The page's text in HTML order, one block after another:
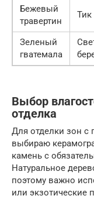
Бежевый
травертин
Тик
Зеленый
гватемала
Выбор
отделка
Для отделки зон с
выбираю
камень с
Натуральное
поэтому важно
или экзотические